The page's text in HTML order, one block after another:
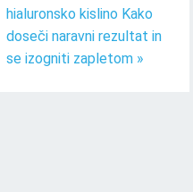
hialuronsko kislino Kako
doseči naravni rezultat in
se izogniti zapletom »